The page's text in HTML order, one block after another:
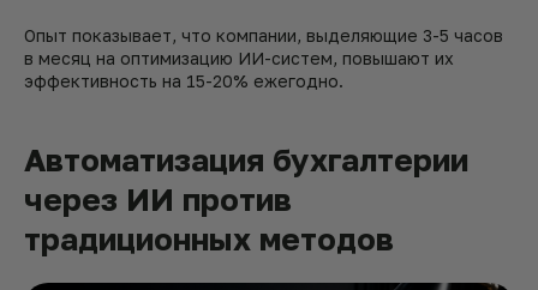
Опыт показывает, что компании, выделяющие 3-5 часов
в месяц на оптимизацию ИИ-систем, повышают их
эффективность на 15-20% ежегодно.
Автоматизация бухгалтерии
через ИИ против
традиционных методов